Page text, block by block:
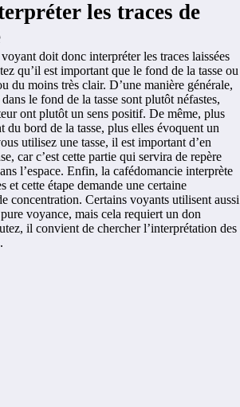
les traces de
doit donc interpréter les traces laissées
qu’il est important que le fond de la tasse ou
du moins très clair. D’une manière générale,
le fond de la tasse sont plutôt néfastes,
ont plutôt un sens positif. De même, plus
du bord de la tasse, plus elles évoquent un
utilisez une tasse, il est important d’en
car c’est cette partie qui servira de repère
l’espace. Enfin, la cafédomancie interprète
et cette étape demande une certaine
concentration. Certains voyants utilisent aussi
voyance, mais cela requiert un don
il convient de chercher l’interprétation des